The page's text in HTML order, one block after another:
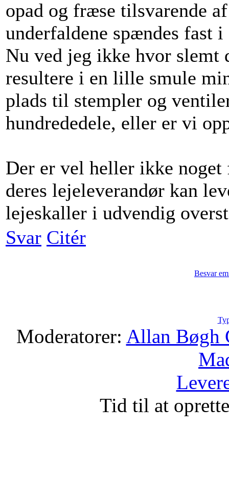
opad og fræse tilsvarende
underfaldene spændes fast
Nu ved jeg ikke hvor slemt
resultere i en lille smule
plads til stempler og
hundrededele, eller er vi
Der er vel heller ikke
deres lejeleverandør kan
lejeskaller i udvendig
Svar Citér
Besvar
Moderatorer: Allan Bøgh
Tid til at